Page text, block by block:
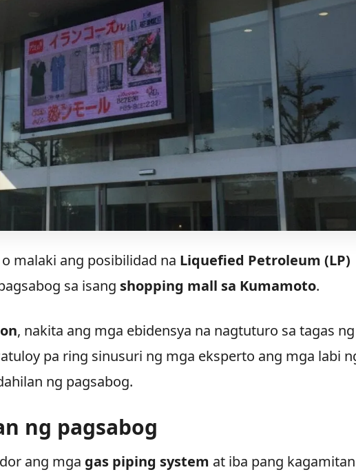
malaki ang posibilidad na Liquefied Petroleum (LP)
sa isang shopping mall sa Kumamoto.
, nakita ang mga ebidensya na nagtuturo sa tagas ng
pa ring sinusuri ng mga eksperto ang mga labi
ng pagsabog.
ng pagsabog
ang mga gas piping system at iba pang